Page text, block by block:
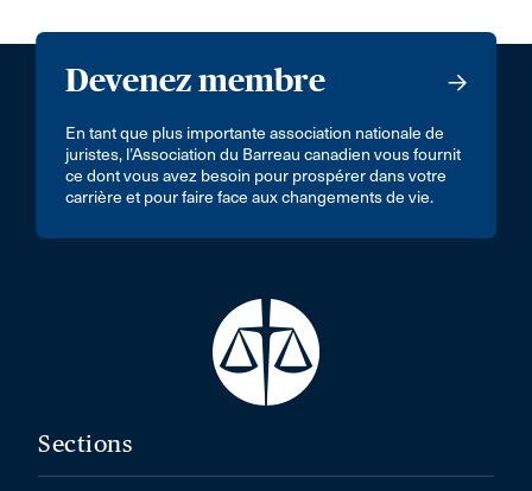
Devenez membre
En tant que plus importante association nationale de
juristes, l’Association du Barreau canadien vous fournit
ce dont vous avez besoin pour prospérer dans votre
carrière et pour faire face aux changements de vie.
Sections